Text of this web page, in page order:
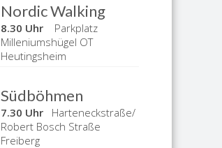
Nordic Walking
8.30 Uhr
Parkplatz
Milleniumshügel OT
Heutingsheim
Südböhmen
7.30 Uhr
Harteneckstraße/
Robert Bosch Straße
Freiberg